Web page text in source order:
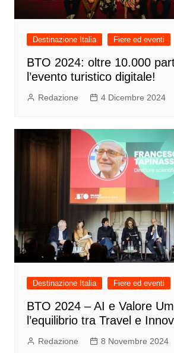
Destinazione Italia Fiere ed eventi
BTO 2024: oltre 10.000
l’evento turistico digitale!
Redazione 4 Dicembre 2024
Destinazione Italia Fiere ed eventi
BTO 2024 – AI e Valore
l’equilibrio tra Travel e
Redazione 8 Novembre 2024